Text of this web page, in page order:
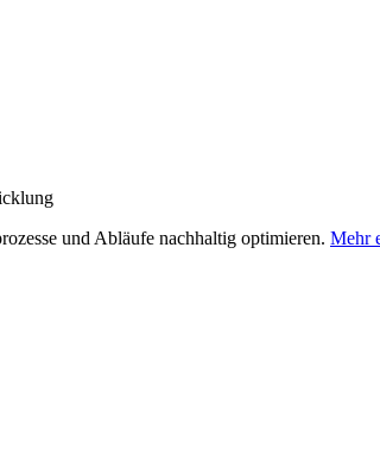
und Abläufe nachhaltig optimieren. Mehr